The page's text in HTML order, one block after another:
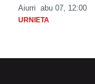
Aiurri abu 07, 12:00
URNIETA